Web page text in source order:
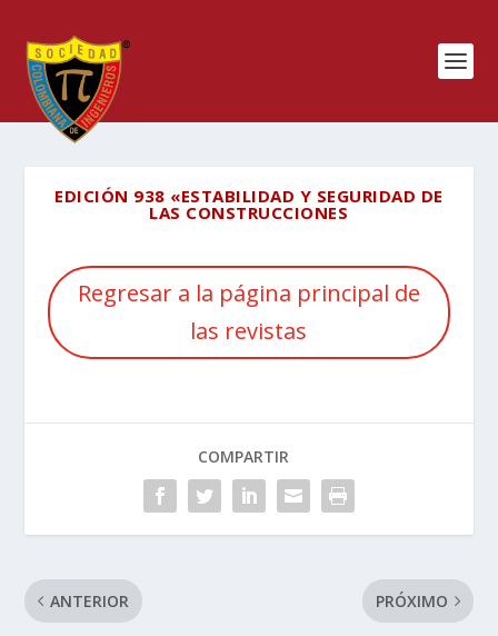
EDICIÓN 938 «ESTABILIDAD Y SEGURIDAD DE
LAS CONSTRUCCIONES
Regresar a la página principal de
las revistas
COMPARTIR
ANTERIOR PRÓXIMO